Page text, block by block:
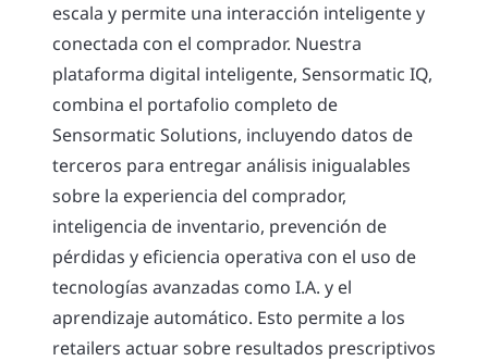
escala y permite una interacción inteligente y
conectada con el comprador. Nuestra
plataforma digital inteligente, Sensormatic IQ,
combina el portafolio completo de
Sensormatic Solutions, incluyendo datos de
terceros para entregar análisis inigualables
sobre la experiencia del comprador,
inteligencia de inventario, prevención de
pérdidas y eficiencia operativa con el uso de
tecnologías avanzadas como I.A. y el
aprendizaje automático. Esto permite a los
retailers actuar sobre resultados prescriptivos